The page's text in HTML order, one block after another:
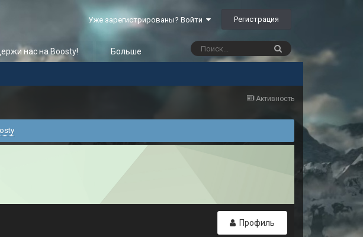
Уже зарегистрированы? Войти Регистрация
нас на Boosty! Больше
Активность
Профиль